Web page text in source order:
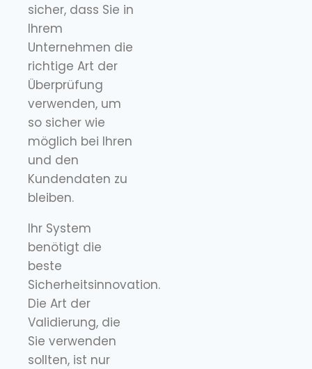
sicher, dass Sie in
Ihrem
Unternehmen die
richtige Art der
Überprüfung
verwenden, um
so sicher wie
möglich bei Ihren
und den
Kundendaten zu
bleiben.
Ihr System
benötigt die
beste
Sicherheitsinnovation.
Die Art der
Validierung, die
Sie verwenden
sollten, ist nur